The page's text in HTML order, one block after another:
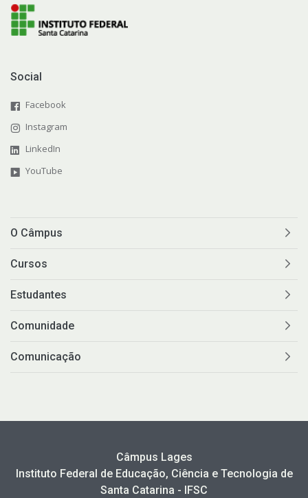
Social
Facebook
Instagram
LinkedIn
YouTube
O Câmpus
Cursos
Estudantes
Comunidade
Comunicação
Câmpus Lages
Instituto Federal de Educação, Ciência e Tecnologia de
Santa Catarina - IFSC